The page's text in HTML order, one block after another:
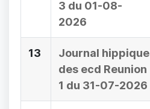
3 du 01-08-
2026
13
Journal hippique
des ecd Reunion
1 du 31-07-2026